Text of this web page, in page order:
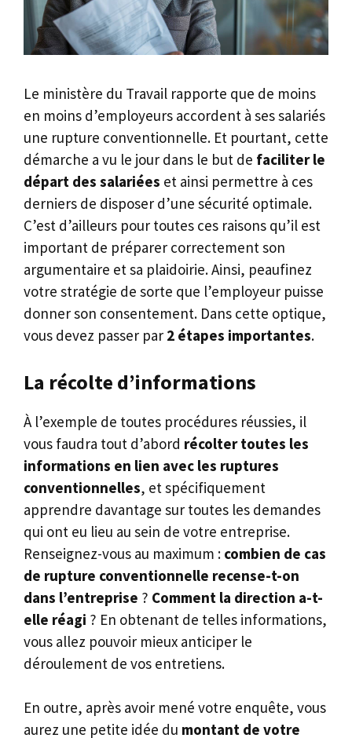
Le ministère du Travail rapporte que de moins
en moins d’employeurs accordent à ses salariés
une rupture conventionnelle. Et pourtant, cette
démarche a vu le jour dans le but de faciliter le
départ des salariées et ainsi permettre à ces
derniers de disposer d’une sécurité optimale.
C’est d’ailleurs pour toutes ces raisons qu’il est
important de préparer correctement son
argumentaire et sa plaidoirie. Ainsi, peaufinez
votre stratégie de sorte que l’employeur puisse
donner son consentement. Dans cette optique,
vous devez passer par 2 étapes importantes.
La récolte d’informations
À l’exemple de toutes procédures réussies, il
vous faudra tout d’abord récolter toutes les
informations en lien avec les ruptures
conventionnelles, et spécifiquement
apprendre davantage sur toutes les demandes
qui ont eu lieu au sein de votre entreprise.
Renseignez-vous au maximum : combien de cas
de rupture conventionnelle recense-t-on
dans l’entreprise ? Comment la direction a-t-
elle réagi ? En obtenant de telles informations,
vous allez pouvoir mieux anticiper le
déroulement de vos entretiens.
En outre, après avoir mené votre enquête, vous
aurez une petite idée du montant de votre